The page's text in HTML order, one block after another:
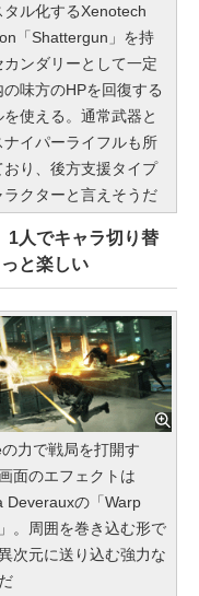
タル化するXenotech
「Shattergun」を持
カンダリーとして一定
の味方のHPを回復する
を使える。通常武器と
ナイパーライフルも所
おり、後方支援タイプ
ラクターと言えそうだ
人でキャラ切り替
と楽しい
力で戦局を打開す
面のエフェクトは
Deverauxの「Warp
。周囲を巻き込む形で
次元に送り込む強力な